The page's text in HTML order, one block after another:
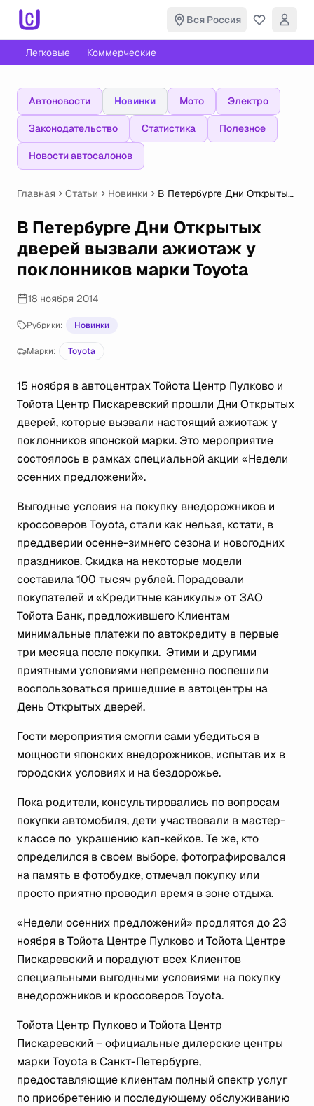
Вся Россия
Легковые Коммерческие
Автоновости Новинки Мото Электро
Законодательство Статистика Полезное
Новости автосалонов
Главная Статьи Новинки
В Петербурге Дни Открытых
поклонников марки Toyota
В Петербурге Дни Открытых
дверей вызвали ажиотаж у
поклонников марки Toyota
18 ноября 2014
Рубрики: Новинки
Марки: Toyota
15 ноября в автоцентрах Тойота Центр Пулково и
Тойота Центр Пискаревский прошли Дни Открытых
дверей, которые вызвали настоящий ажиотаж у
поклонников японской марки. Это мероприятие
состоялось в рамках специальной акции «Недели
осенних предложений».
Выгодные условия на покупку внедорожников и
кроссоверов Toyota, стали как нельзя, кстати, в
преддверии осенне-зимнего сезона и новогодних
праздников. Скидка на некоторые модели
составила 100 тысяч рублей. Порадовали
покупателей и «Кредитные каникулы» от ЗАО
Тойота Банк, предложившего Клиентам
минимальные платежи по автокредиту в первые
три месяца после покупки. Этими и другими
приятными условиями непременно поспешили
воспользоваться пришедшие в автоцентры на
День Открытых дверей.
Гости мероприятия смогли сами убедиться в
мощности японских внедорожников, испытав их в
городских условиях и на бездорожье.
Пока родители, консультировались по вопросам
покупки автомобиля, дети участвовали в мастер-
классе по украшению кап-кейков. Те же, кто
определился в своем выборе, фотографировался
на память в фотобудке, отмечал покупку или
просто приятно проводил время в зоне отдыха.
«Недели осенних предложений» продлятся до 23
ноября в Тойота Центре Пулково и Тойота Центре
Пискаревский и порадуют всех Клиентов
специальными выгодными условиями на покупку
внедорожников и кроссоверов Toyota.
Тойота Центр Пулково и Тойота Центр
Пискаревский – официальные дилерские центры
марки Toyota в Санкт-Петербурге,
предоставляющие клиентам полный спектр услуг
по приобретению и последующему обслуживанию